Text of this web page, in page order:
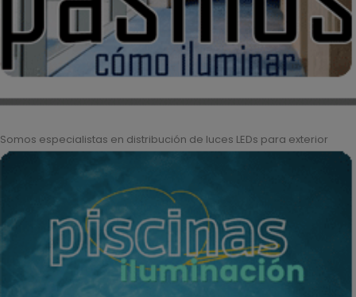
Somos especialistas en distribución de luces LEDs para exterior